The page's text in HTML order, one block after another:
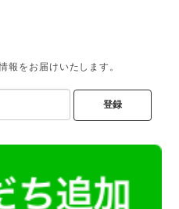
報をお届けいたします。
登録